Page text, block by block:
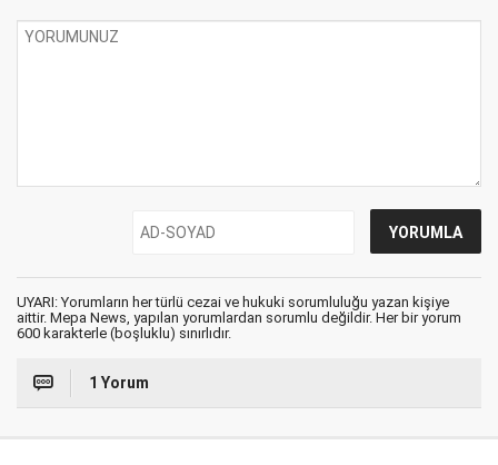
UYARI: Yorumların her türlü cezai ve hukuki sorumluluğu yazan kişiye
aittir. Mepa News, yapılan yorumlardan sorumlu değildir. Her bir yorum
600 karakterle (boşluklu) sınırlıdır.
1 Yorum